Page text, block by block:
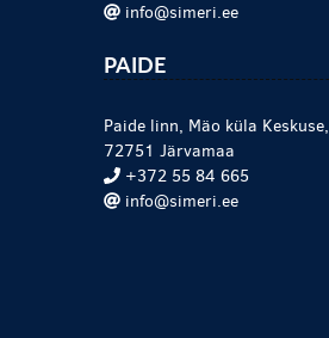
info@simeri.ee
PAIDE
Paide linn, Mäo küla Keskuse,
72751 Järvamaa
+372 55 84 665
info@simeri.ee